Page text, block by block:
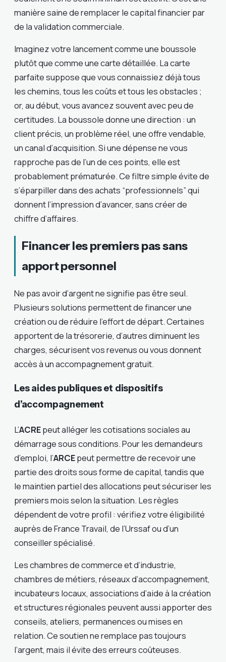
manière saine de remplacer le capital financier par
de la validation commerciale.
Imaginez votre lancement comme une boussole
plutôt que comme une carte détaillée. La carte
parfaite suppose que vous connaissiez déjà tous
les chemins, tous les coûts et tous les obstacles ;
or, au début, vous avancez souvent avec peu de
certitudes. La boussole donne une direction : un
client précis, un problème réel, une offre vendable,
un canal d’acquisition. Si une dépense ne vous
rapproche pas de l’un de ces points, elle est
probablement prématurée. Ce filtre simple évite de
s’éparpiller dans des achats “professionnels” qui
donnent l’impression d’avancer, sans créer de
chiffre d’affaires.
Financer les premiers pas sans
apport personnel
Ne pas avoir d’argent ne signifie pas être seul.
Plusieurs solutions permettent de financer une
création ou de réduire l’effort de départ. Certaines
apportent de la trésorerie, d’autres diminuent les
charges, sécurisent vos revenus ou vous donnent
accès à un accompagnement gratuit.
Les aides publiques et dispositifs
d’accompagnement
L’ACREpeut alléger les cotisations sociales au
démarrage sous conditions. Pour les demandeurs
d’emploi, l’ARCEpeut permettre de recevoir une
partie des droits sous forme de capital, tandis que
le maintien partiel des allocations peut sécuriser les
premiers mois selon la situation. Les règles
dépendent de votre profil : vérifiez votre éligibilité
auprès de France Travail, de l’Urssaf ou d’un
conseiller spécialisé.
Les chambres de commerce et d’industrie,
chambres de métiers, réseaux d’accompagnement,
incubateurs locaux, associations d’aide à la création
et structures régionales peuvent aussi apporter des
conseils, ateliers, permanences ou mises en
relation. Ce soutien ne remplace pas toujours
l’argent, mais il évite des erreurs coûteuses.